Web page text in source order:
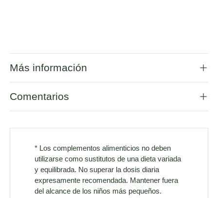
Más información
Comentarios
* Los complementos alimenticios no deben
utilizarse como sustitutos de una dieta variada
y equilibrada. No superar la dosis diaria
expresamente recomendada. Mantener fuera
del alcance de los niños más pequeños.